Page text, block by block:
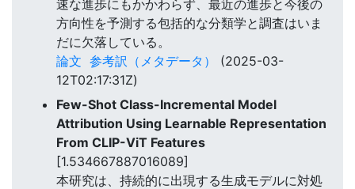
速な進歩にもかかわらず、最近の進歩と今後の
方向性を予測する包括的な分類学と調査はいま
だに欠落している。
論文 参考訳（メタデータ）
(2025-03-
12T02:17:31Z)
Few-Shot Class-Incremental Model
Attribution Using Learnable Representation
From CLIP-ViT Features
[1.534667887016089]
本研究は、持続的に出現する生成モデルに対処